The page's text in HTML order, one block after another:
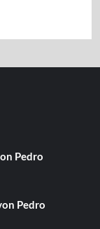
Pedro
Pedro